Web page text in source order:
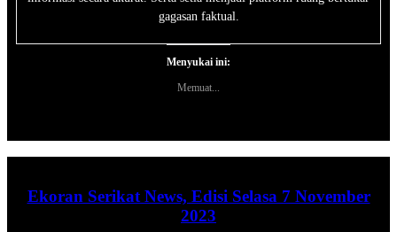
gagasan faktual.
Menyukai ini:
Memuat...
Ekoran Serikat News, Edisi Selasa 7 November
2023